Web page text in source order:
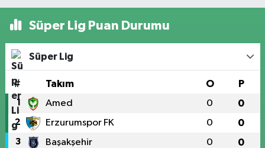
Süper Lig Puan Durumu
Süper Lig
# Takım O P
1 Amed 0 0
2 Erzurumspor FK 0 0
3 Başakşehir 0 0